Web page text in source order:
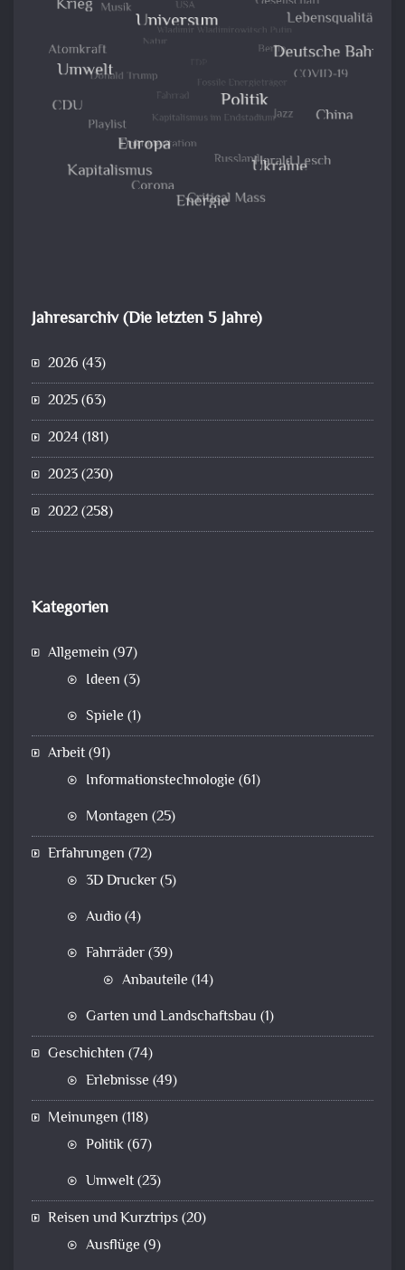
Jahresarchiv (Die letzten 5 Jahre)
2026 (43)
2025(63)
2024(181)
2023(230)
2022(258)
Kategorien
Allgemein (97)
Ideen (3)
Spiele (1)
Arbeit(91)
Informationstechnologie (61)
Montagen (25)
Erfahrungen (72)
3D Drucker(5)
Audio(4)
Fahrräder(39)
Anbauteile (14)
Garten und Landschaftsbau (1)
Geschichten (74)
Erlebnisse (49)
Meinungen (118)
Politik(67)
Umwelt(23)
Reisen und Kurztrips(20)
Ausflüge (9)